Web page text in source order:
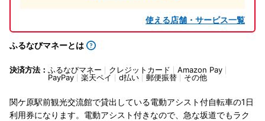
使える店舗・サービス一覧
ふるなびマネーとは
決済方法： ふるなびマネー クレジットカード
Amazon Pay
PayPay
楽天ペイ d払い 郵便振替 その他
関ケ原駅前観光交流館で貸出している電動アシスト付自転車の1日
利用券になります。電動アシスト付きなので、急な坂道でもラク